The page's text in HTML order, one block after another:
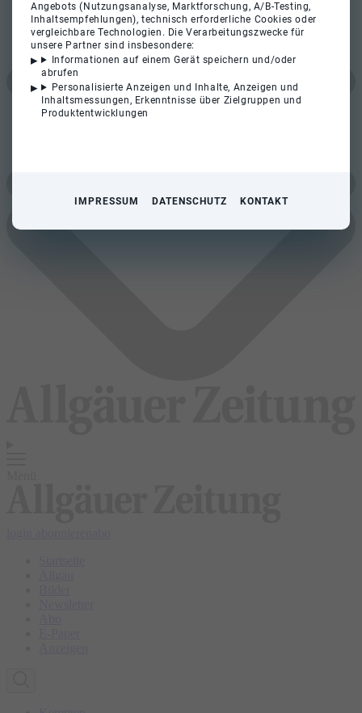
Angebots (Nutzungsanalyse, Marktforschung, A/B-Testing,
Inhaltsempfehlungen), technisch erforderliche Cookies oder
vergleichbare Technologien. Die Verarbeitungszwecke für
unsere Partner sind insbesondere:
Informationen auf einem Gerät speichern und/oder
abrufen
Personalisierte Anzeigen und Inhalte, Anzeigen und
Inhaltsmessungen, Erkenntnisse über Zielgruppen und
Produktentwicklungen
IMPRESSUM DATENSCHUTZ KONTAKT